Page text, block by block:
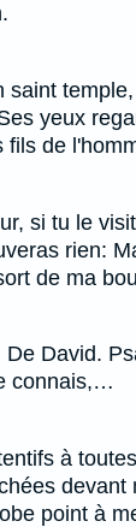
saint
yeux
fils de
si tu le
rien:
de ma
David.
connais,…
à
devant
point à